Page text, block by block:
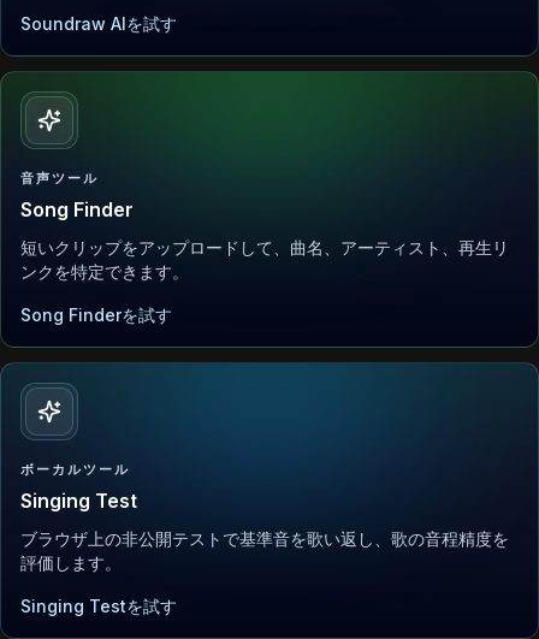
Soundraw AIを試す
音声ツール
Song Finder
短いクリップをアップロードして、曲名、アーティスト、再生リ
ンクを特定できます。
Song Finderを試す
ボーカルツール
Singing Test
ブラウザ上の非公開テストで基準音を歌い返し、歌の音程精度を
評価します。
Singing Testを試す